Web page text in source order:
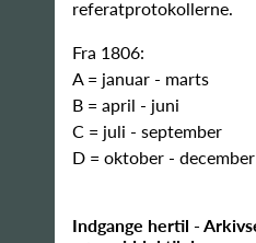
referatprotokollerne.
Fra 1806:
A = januar - marts
B = april - juni
C = juli - september
D = oktober - december
Indgange hertil -